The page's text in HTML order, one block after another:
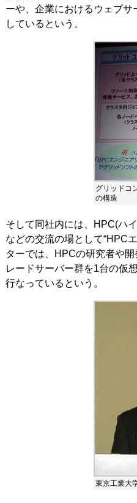
ーや、企業におけるウェブ
しているという。
グリッドコ
の構造
そして同社内には、HPC(ハ
などの交流の場として“HPC
ターでは、HPCの研究者や
レードサーバー群を1台の仮
行なっているという。
東京工業大